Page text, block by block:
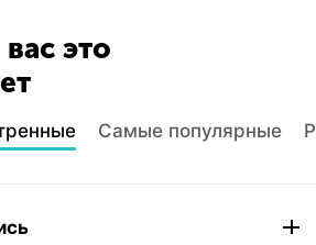
это
Самые популярные